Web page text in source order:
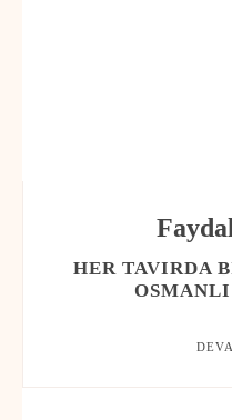
HER TAVIRDA